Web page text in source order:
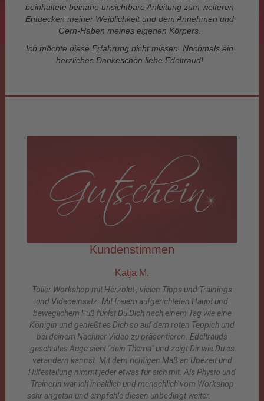
beinhaltete beinahe unsichtbare Anleitung zum weiteren
Entdecken meiner Weiblichkeit und dem Annehmen und
Gern-Haben meines eigenen Körpers.
Ich möchte diese Erfahrung nicht missen. Nochmals ein
herzliches Dankeschön liebe Edeltraud!
Kundenstimmen
Katja M.
Toller Workshop mit Herzblut , vielen Tipps und Trainings
und Videoeinsatz. Mit freiem aufgerichteten Haupt und
beweglichem Fuß fühlst Du Dich nach einem Tag wie eine
Königin und genießt es Dich so auf dem roten Teppich und
bei deinem Nachher Video zu präsentieren. Edeltrauds
geschultes Auge sieht "dein Thema" und zeigt Dir wie Du es
verändern kannst. Mit dem richtigen Maß an Übezeit und
Hilfestellung nimmt jeder etwas für sich mit. Als Physio und
Trainerin war ich inhaltlich und menschlich vom Workshop
sehr angetan und empfehle diesen unbedingt weiter.